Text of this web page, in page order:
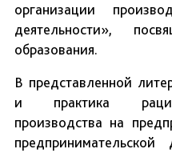
организации
деятельности»,
образования.
В представленной
и практика
производства на